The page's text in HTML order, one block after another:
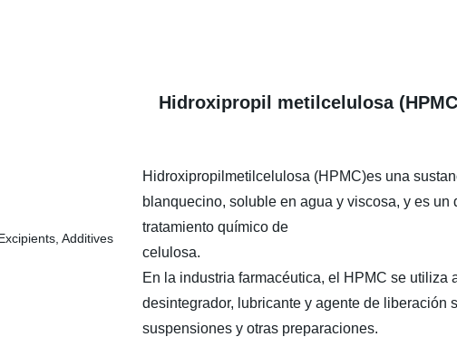
Hidroxipropil metilcelulosa
Hidroxipropilmetilcelulosa (HPMC)es una
blanquecino, soluble en agua y viscosa, y es
tratamiento químico de
celulosa.
En la industria farmacéutica, el HPMC se utiliza
desintegrador, lubricante y agente de liberación
suspensiones y otras preparaciones.